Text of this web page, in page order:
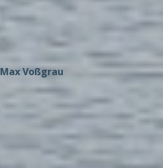
Max Voßgrau